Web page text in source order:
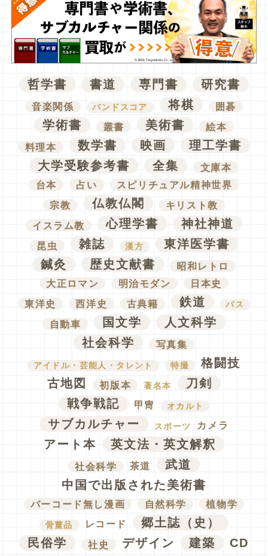
哲学書 書道 専門書 研究書
音楽関係 バンドスコア 将棋 囲碁
学術書 叢書 美術書
絵本
料理本
数学書 映画
理工学書
大学受験参考書
全集
文庫本
台本
占い
スピリチュアル精神世界
宗教
仏教仏閣
キリスト教
イスラム教
心理学書 神社神道
昆虫 雑誌 漢方
東洋医学書
鍼灸
歴史文献書
昭和レトロ
大正ロマン
明治モダン
日本史
東洋史
西洋史 古典籍 鉄道 バス
自動車 国文学
人文科学
社会科学
写真集
アイドル・芸能人・タレント 特撮
格闘技
古地図
初版本 著名本
刀剣
戦争戦記
甲冑 オカルト
サブカルチャー スポーツ カメラ
アート本 英文法・英文解釈
社会科学 茶道
武道
中国で出版された美術書
バーコード無し漫画 自然科学 植物学
骨董品 レコード
郷土誌（史）
民俗学
社史 デザイン 建築
CD